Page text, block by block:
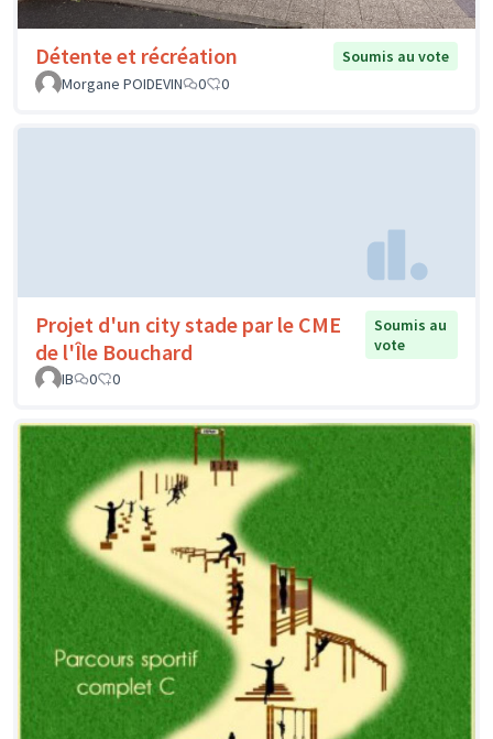
Détente et récréation
Soumis au vote
Morgane POIDEVIN
0 0
Projet d'un city stade par le CME
de l'Île Bouchard
Soumis au
vote
IB
0 0